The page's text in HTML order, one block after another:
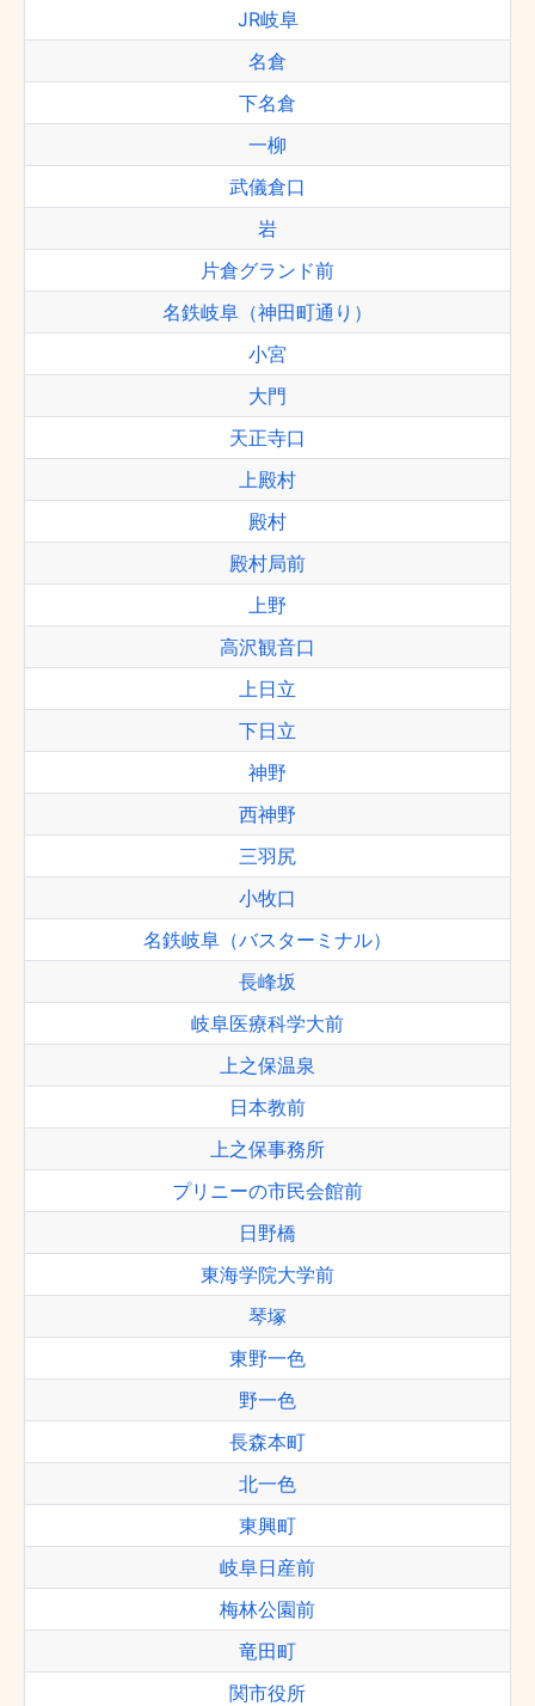
JR岐阜
名倉
下名倉
一柳
武儀倉口
岩
片倉グランド前
名鉄岐阜（神田町通り）
小宮
大門
天正寺口
上殿村
殿村
殿村局前
上野
高沢観音口
上日立
下日立
神野
西神野
三羽尻
小牧口
名鉄岐阜（バスターミナル）
長峰坂
岐阜医療科学大前
上之保温泉
日本教前
上之保事務所
プリニーの市民会館前
日野橋
東海学院大学前
琴塚
東野一色
野一色
長森本町
北一色
東興町
岐阜日産前
梅林公園前
竜田町
関市役所